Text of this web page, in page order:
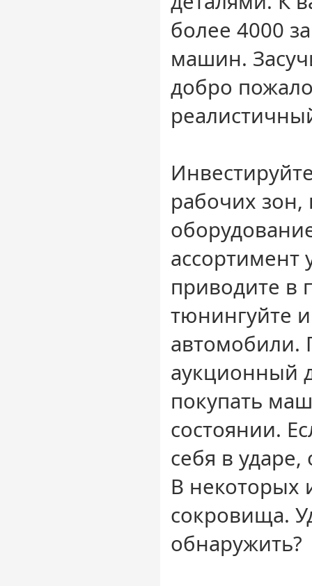
более 4000
машин.
добро
рабочих зон,
ассортимент
приводите в
тюнингуйте
автомобили.
аукционный
покупать
состоянии.
себя в
В некоторых
сокровища.
обнаружить?